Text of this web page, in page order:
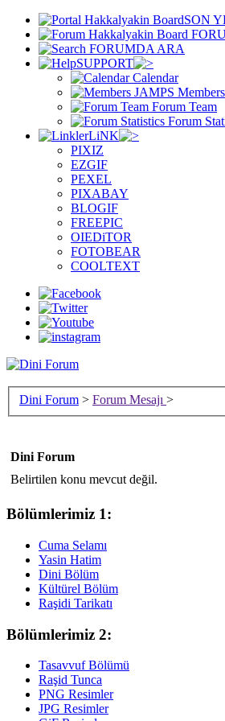
SON
FORUMDA ARA
SUPPORT
Calendar
Members
Forum Team
Forum
LiNK
PIXIZ
EZGIF
PEXEL
PIXABAY
BLOGIF
FREEPIC
OIEDiTOR
FOTOBEAR
COOLTEXT
Dini Forum > Forum Mesajı >
Dini Forum
Belirtilen konu mevcut değil.
Bölümlerimiz 1:
Cuma Selamı
Yasin Hatim
Dini Bölüm
Kültürel Bölüm
Raşidi Tarikatı
Bölümlerimiz 2:
Tasavvuf Bölümü
Raşid Tunca
PNG Resimler
JPG Resimler